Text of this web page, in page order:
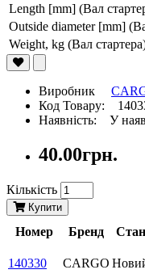
Length [mm] (Вал
Outside diameter [mm]
Weight, kg (Вал
Виробник
Код Товару:
Наявність: У
40.00грн.
Кількість
Купити
Номер Бренд Стан
140330
CARGO